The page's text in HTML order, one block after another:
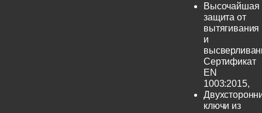
Высочайшая
защита от
вытягивания
и
Сертификат
EN
1003:2015,
ключи из